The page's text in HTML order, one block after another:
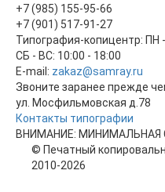
+7 (985) 155-95-66
+7 (901) 517-91-27
Типография-копицентр: ПН
СБ - ВС: 10:00 - 18:00
E-mail: zakaz@samray.ru
Звоните заранее прежде
ул. Мосфильмовская д.78
Контакты типографии
ВНИМАНИЕ: МИНИМАЛЬНАЯ
© Печатный
2010-2026